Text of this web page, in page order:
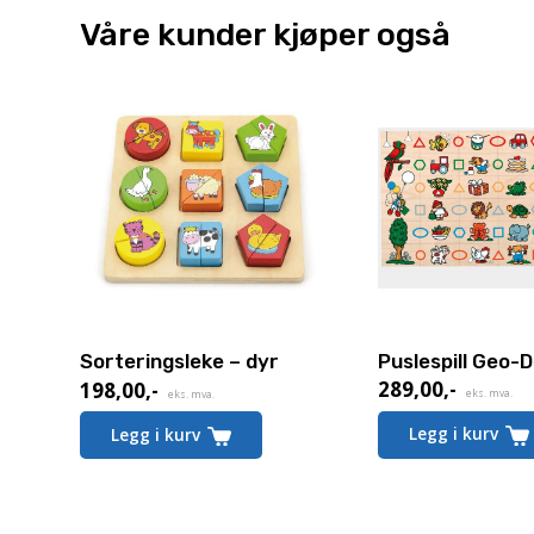
Våre kunder kjøper også
Sorteringsleke – dyr
198,00,- eks. mva.
Legg i kurv
Puslespill Geo-
289,00,- eks. mva.
Legg i kurv